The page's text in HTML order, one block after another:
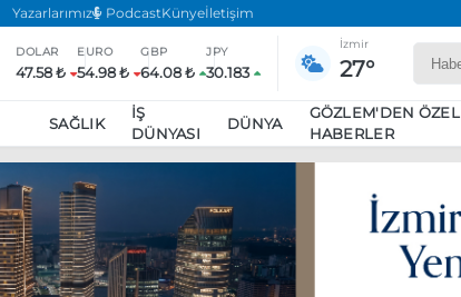
Yazarlarımız PodcastKünyeİletişim
DOLAR
47.58 ₺
EURO
54.98 ₺
GBP
64.08 ₺
JPY
30.183
İzmir
27°
SAĞLIK
İŞ
DÜNYASI
DÜNYA
GÖZLEM'DEN ÖZEL
HABERLER